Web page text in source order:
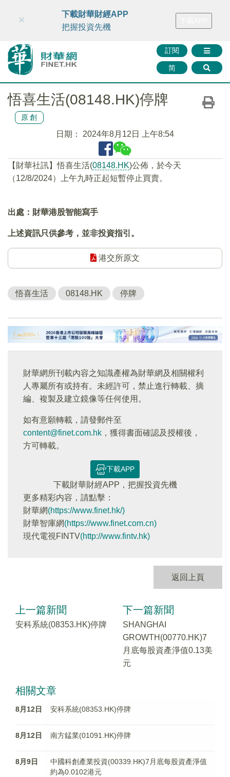
財華智庫網 FINTV FINMETA 財華證券 媒體矩陣
訂閱
简
×
下載財華財經APP
把握投資先機
悟喜生活(08148.HK)停牌
原創
日期： 2024年8月12日 上午8:54
【財華社訊】悟喜生活(08148.HK)公佈，於今天
（12/8/2024）上午九時正起短暫停止買賣。
出處：財華港股智能寫手
上述資訊只供參考，並非投資指引。
港交所原文
悟喜生活 08148.HK 停牌
財華網所刊載內容之知識產權為財華網及相關權利
人專屬所有或持有。未經許可，禁止進行轉載、摘
編、複製及建立鏡像等任何使用。
如有意願轉載，請發郵件至
content@finet.com.hk ，獲得書面確認及授權後，
方可轉載。
下載APP
下載財華財經APP，把握投資先機
更多精彩内容，請點擊：
財華網(https://www.finet.hk/)
財華智庫網(https://www.finet.com.cn)
現代電視FINTV(http://www.fintv.hk)
返回上頁
上一篇新聞
安科系統(08353.HK)停牌
下一篇新聞
SHANGHAI
GROWTH(00770.HK)7
月底每股資產淨值0.13美
元
相關文章
8月12日 安科系統(08353.HK)停牌
8月12日 南方錳業(01091.HK)停牌
8月9日
中國科創產業投資(00339.HK)7月底每股資產淨值
約為0.0102港元